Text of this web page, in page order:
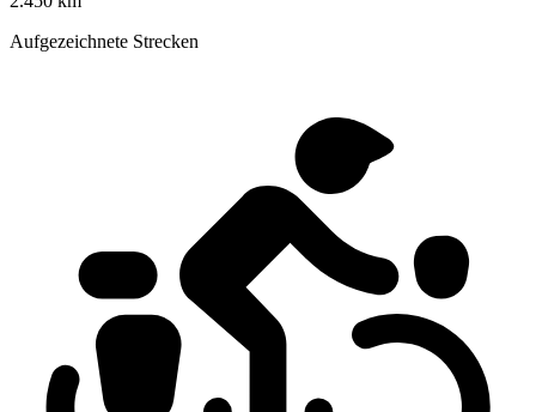
Aufgezeichnete Strecken